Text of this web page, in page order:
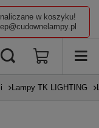
w koszyku!
Lampy TK LIGHTING